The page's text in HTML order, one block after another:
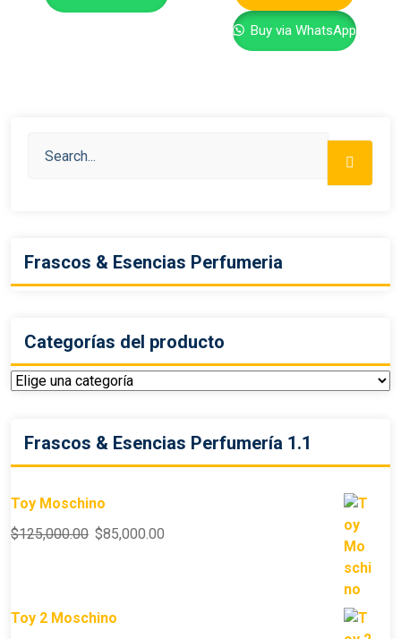
Buy via WhatsApp
Frascos & Esencias Perfumeria
Categorías del producto
Frascos & Esencias Perfumería 1.1
Toy Moschino
$125,000.00 $85,000.00
Toy 2 Moschino